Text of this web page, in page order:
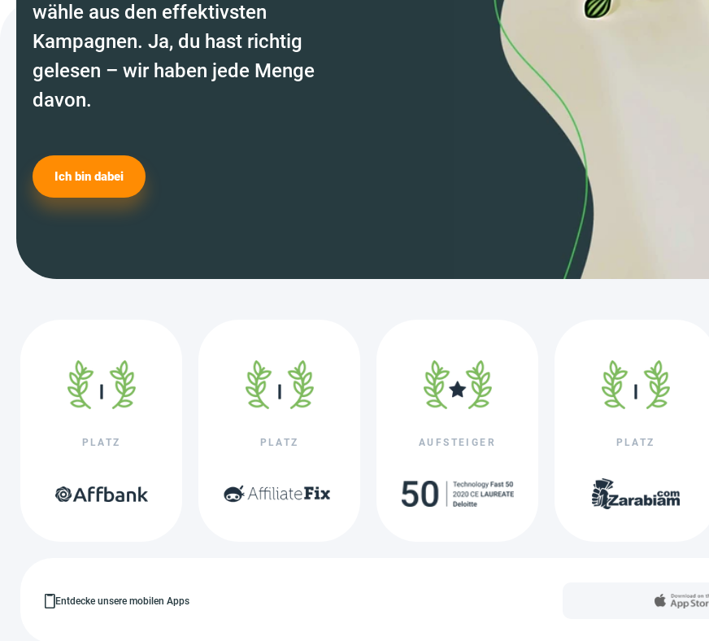
wähle aus den effektivsten
Kampagnen. Ja, du hast richtig
gelesen – wir haben jede Menge
davon.
Ich bin dabei
PLATZ PLATZ AUFSTEIGER PLATZ
Entdecke unsere mobilen Apps